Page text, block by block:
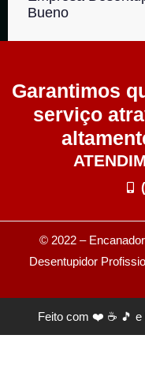
Bueno
Garantimos
serviço
© 2022 –
Desentupidor
Feito com ❤️ ☕ 🎵 e